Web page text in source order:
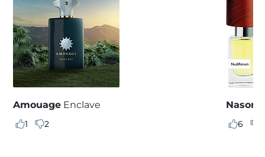
Amouage Enclave
1 2 6